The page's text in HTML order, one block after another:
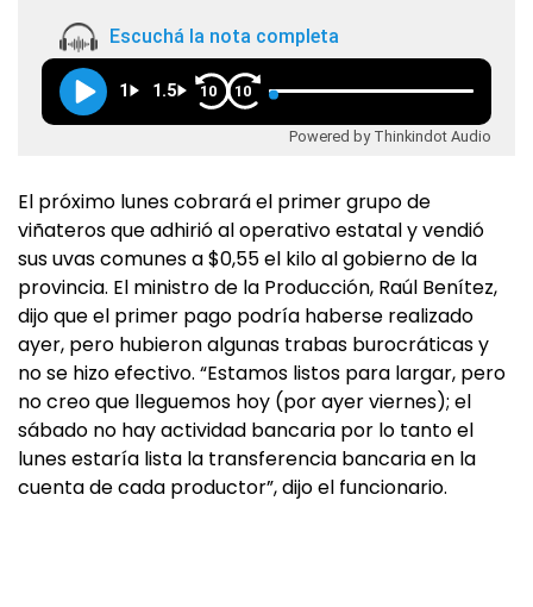
Escuchá la nota completa
1 1.5 10 10
Powered by Thinkindot Audio
El próximo lunes cobrará el primer grupo de
viñateros que adhirió al operativo estatal y vendió
sus uvas comunes a $0,55 el kilo al gobierno de la
provincia. El ministro de la Producción, Raúl Benítez,
dijo que el primer pago podría haberse realizado
ayer, pero hubieron algunas trabas burocráticas y
no se hizo efectivo. “Estamos listos para largar, pero
no creo que lleguemos hoy (por ayer viernes); el
sábado no hay actividad bancaria por lo tanto el
lunes estaría lista la transferencia bancaria en la
cuenta de cada productor”, dijo el funcionario.